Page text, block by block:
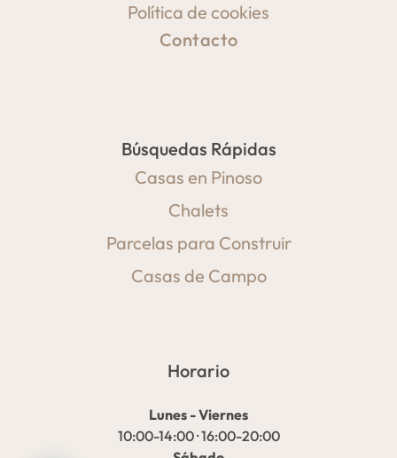
Política de cookies
Contacto
Búsquedas Rápidas
Casas en Pinoso
Chalets
Parcelas para Construir
Casas de Campo
Horario
Lunes - Viernes
10:00-14:00 · 16:00-20:00